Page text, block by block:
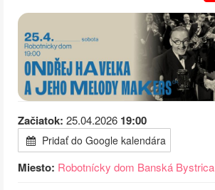
Začiatok: 25.04.2026 19:00
Pridať do Google kalendára
Miesto: Robotnícky dom Banská Bystrica